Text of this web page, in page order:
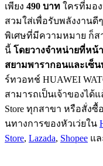
เพียง 490 บาท ใครที่มอ
สวมใส่เพื่อรับพลังงาน
พิเศษที่มีความหมาย ก็ส
นี้ โดยวางจำหน่ายที่หน้
สยามพารากอนและเซ็น
ร์ทวอทช์ HUAWEI
สามารถเป็นเจ้าของได้
Store ทุกสาขา หรือสั่งซื้
นทางการของหัวเว่ยใน
Store, Lazada, Shopee แล